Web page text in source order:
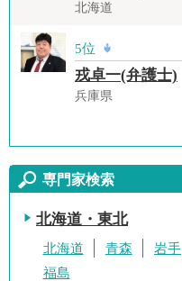
北海道
5位
戎卓一(弁護士)
兵庫県
専門家検索
北海道・東北
北海道 青森 岩手
福島